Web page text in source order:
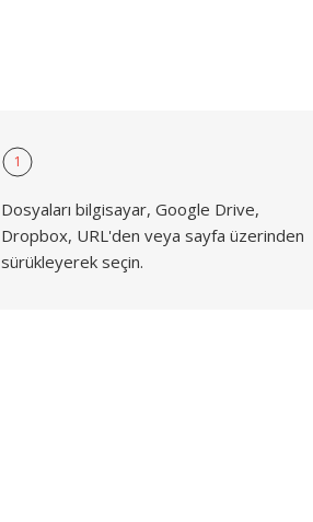
1
Dosyaları bilgisayar, Google Drive,
Dropbox, URL'den veya sayfa üzerinden
sürükleyerek seçin.